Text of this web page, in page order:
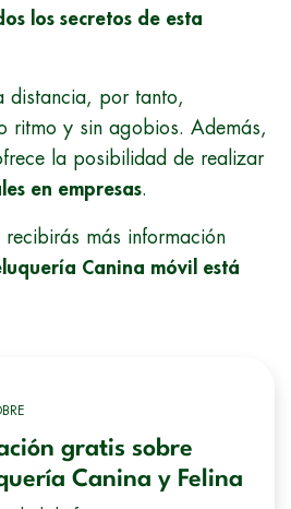
los secretos de esta
distancia, por tanto,
ritmo y sin agobios. Además,
la posibilidad de realizar
en empresas.
más información
Canina móvil está
gratis sobre
Canina y Felina